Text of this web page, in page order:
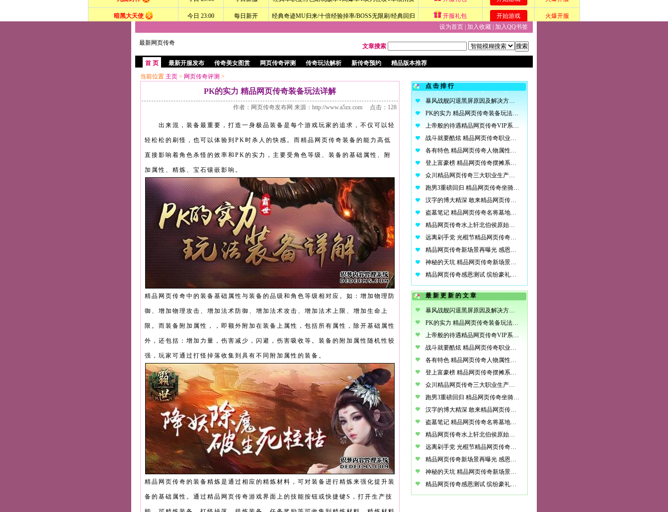
设为首页 加入收藏 加入QQ书签
最新网页传奇 文章搜索 搜索
首 页 最新开服发布 传奇美女图赏 网页传奇评测 传奇玩法解析 新传奇预约
精品版本推荐
当前位置 主页 > 网页传奇评测 >
PK的实力 精品网页传奇装备玩法详解
作者：网页传奇发布网 来源：http://www.a5zx.com 点击：128
出来混，装备最重要，打造一身极品装备是每个游戏玩家的追求，不仅可以轻
轻松松的刷怪，也可以体验到PK时杀人的快感。而精品网页传奇装备的能力高低
直接影响着角色杀怪的效率和PK的实力，主要受角色等级、装备的基础属性、附
加属性、精炼、宝石镶嵌影响。
精品网页传奇中的装备基础属性与装备的品级和角色等级相对应。如：增加物理防
御、增加物理攻击、增加法术防御、增加法术攻击、增加法术上限、增加生命上
限。而装备附加属性，，即额外附加在装备上属性，包括所有属性，除开基础属性
外，还包括：增加力量，伤害减少，闪避，伤害吸收等。装备的附加属性随机性较
强，玩家可通过打怪掉落收集到具有不同附加属性的装备。
精品网页传奇的装备精炼是通过相应的精炼材料，可对装备进行精炼来强化提升装
备的基础属性。通过精品网页传奇游戏界面上的技能按钮或快捷键S，打开生产技
点击排行
暴风战舰闪退黑屏原因及解决方法一览
PK的实力 精品网页传奇装备玩法详解
上帝般的待遇精品网页传奇VIP系统介绍
战斗就要酷炫 精品网页传奇职业战斗技能属性介绍
各有特色 精品网页传奇人物属性解析
登上富豪榜 精品网页传奇摆摊系统教你如何赚钱
众川精品网页传奇三大职业生产技能全面分析
跑男3重磅回归 精品网页传奇坐骑与你一起奔跑
汉字的博大精深 敢来精品网页传奇挑战知识吗
盗墓笔记 精品网页传奇名将墓地副本详解
精品网页传奇水上轩北伯侯原始图曝光
远离剁手党 光棍节精品网页传奇与你同在
精品网页传奇新场景再曝光 感恩测试即将开测
神秘的天坑 精品网页传奇新场景再曝光
精品网页传奇感恩测试 缤纷豪礼活动提前预知
最新更新的文章
暴风战舰闪退黑屏原因及解决方法一览
PK的实力 精品网页传奇装备玩法详解
上帝般的待遇精品网页传奇VIP系统介绍
战斗就要酷炫 精品网页传奇职业战斗技能属性介绍
各有特色 精品网页传奇人物属性解析
登上富豪榜 精品网页传奇摆摊系统教你如何赚钱
众川精品网页传奇三大职业生产技能全面分析
跑男3重磅回归 精品网页传奇坐骑与你一起奔跑
汉字的博大精深 敢来精品网页传奇挑战知识吗
盗墓笔记 精品网页传奇名将墓地副本详解
精品网页传奇水上轩北伯侯原始图曝光
远离剁手党 光棍节精品网页传奇与你同在
精品网页传奇新场景再曝光 感恩测试即将开测
神秘的天坑 精品网页传奇新场景再曝光
精品网页传奇感恩测试 缤纷豪礼活动提前预知